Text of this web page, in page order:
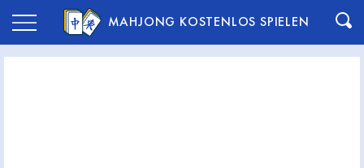
MAHJONG KOSTENLOS SPIELEN